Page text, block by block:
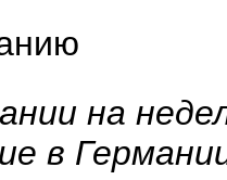
на
в